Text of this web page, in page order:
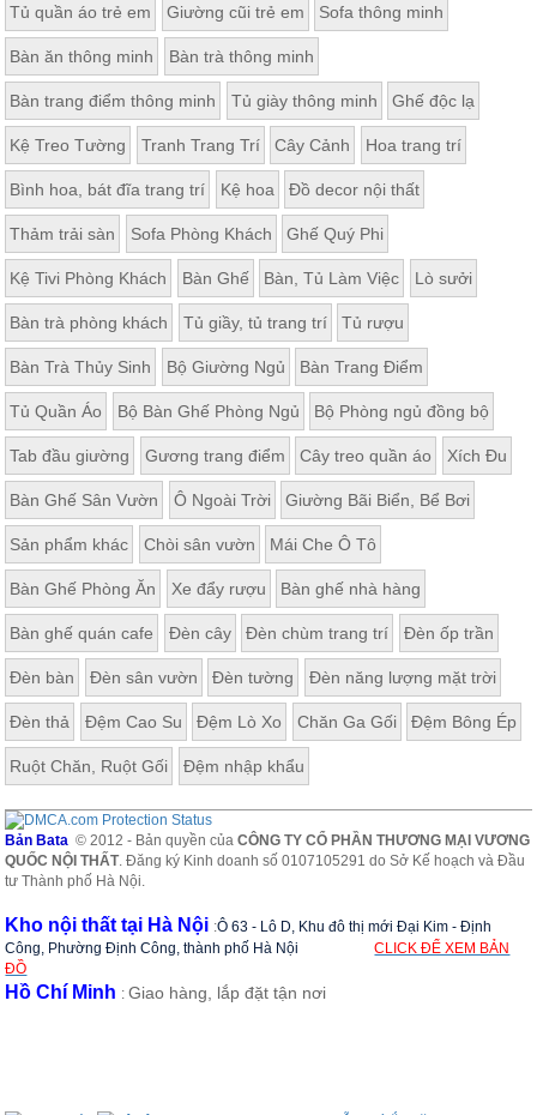
Nội
Thất
Phòng
Khách
Sofa,
tủ
rượu,
Bàn
Nội
Thất
Phòng
Ngủ
Giường
ngủ, tủ
áo, bàn
trang
Nội
Thất
Phòng
Ăn
Bàn
ăn,
ghế
ăn,
bếp
Nội
Thất
Ban
Công,
Vườn
Bàn
ghế
ban
đu,
ghế...
Phụ
Tủ quần áo trẻ em Giường cũi trẻ em Sofa thông minh
Bàn ăn thông minh Bàn trà thông minh
Bàn trang điểm thông minh Tủ giày thông minh Ghế độc lạ
Kệ Treo Tường Tranh Trang Trí Cây Cảnh Hoa trang trí
Bình hoa, bát đĩa trang trí Kệ hoa Đồ decor nội thất
Thảm trải sàn Sofa Phòng Khách Ghế Quý Phi
Kệ Tivi Phòng Khách Bàn Ghế Bàn, Tủ Làm Việc Lò sưởi
Bàn trà phòng khách Tủ giầy, tủ trang trí Tủ rượu
Bàn Trà Thủy Sinh Bộ Giường Ngủ Bàn Trang Điểm
Tủ Quần Áo Bộ Bàn Ghế Phòng Ngủ Bộ Phòng ngủ đồng bộ
Tab đầu giường Gương trang điểm Cây treo quần áo Xích Đu
Bàn Ghế Sân Vườn Ô Ngoài Trời Giường Bãi Biển, Bể Bơi
Sản phẩm khác Chòi sân vườn Mái Che Ô Tô
Bàn Ghế Phòng Ăn Xe đẩy rượu Bàn ghế nhà hàng
Bàn ghế quán cafe Đèn cây Đèn chùm trang trí Đèn ốp trần
Đèn bàn Đèn sân vườn Đèn tường Đèn năng lượng mặt trời
Đèn thả Đệm Cao Su Đệm Lò Xo Chăn Ga Gối Đệm Bông Ép
Ruột Chăn, Ruột Gối Đệm nhập khẩu
Bản Bata © 2012 - Bản quyền củaCÔNG TY CỔ PHẦN THƯƠNG MẠI VƯƠNG
QUỐC NỘI THẤT. Đăng ký Kinh doanh số 0107105291 do Sở Kế hoạch và Đầu
tư Thành phố Hà Nội.
Kho nội thất tại Hà Nội :Ô 63 - Lô D, Khu đô thị mới Đại Kim - Định
Công, Phường Định Công, thành phố Hà Nội
CLICK ĐỂ XEM BẢN
ĐỒ
Hồ Chí Minh :Giao hàng, lắp đặt tận nơi